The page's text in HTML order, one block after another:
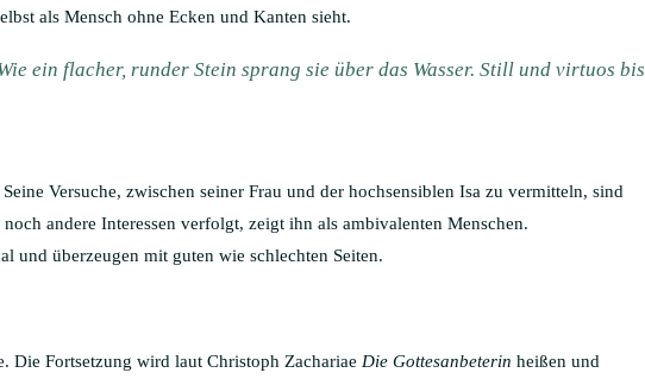
als Mensch ohne Ecken und Kanten sieht.
ein flacher, runder Stein sprang sie über das Wasser. Still und virtuos bis
Versuche, zwischen seiner Frau und der hochsensiblen Isa zu vermitteln, sind
andere Interessen verfolgt, zeigt ihn als ambivalenten Menschen.
und überzeugen mit guten wie schlechten Seiten.
Die Fortsetzung wird laut Christoph Zachariae Die Gottesanbeterin heißen und